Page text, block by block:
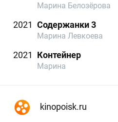
Марина Белозёрова
2021 Содержанки 3
Марина Левкоева
2021 Контейнер
Марина
kinopoisk.ru